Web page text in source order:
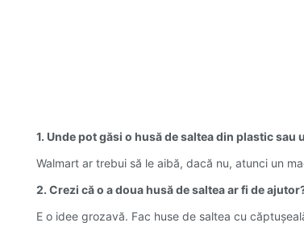
1. Unde pot găsi o husă de saltea din plastic
Walmart ar trebui să le aibă, dacă nu, atunci un
2. Crezi că o a doua husă de saltea ar fi de
E o idee grozavă. Fac huse de saltea cu